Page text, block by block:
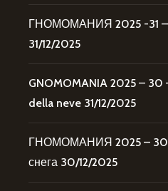
ГНОМОМАНИЯ 2025 -31
31/12/2025
GNOMOMANIA 2025 – 30
della neve 31/12/2025
ГНОМОМАНИЯ 2025 – 30
снега 30/12/2025